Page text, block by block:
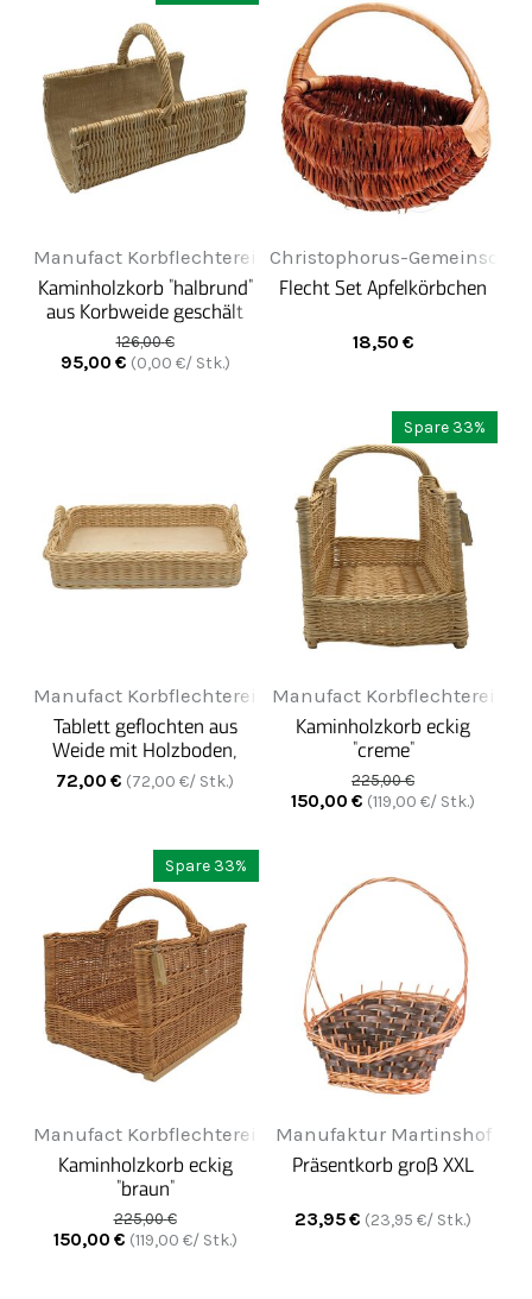
Manufact Korbflechterei
Kaminholzkorb "halbrund"
aus Korbweide geschält
natur hell - creme
126,00 €
95,00 € (0,00 €/ Stk.)
Christophorus-
Flecht Set Apfelkörbchen
18,50 €
Manufact Korbflechterei
Tablett geflochten aus
Weide mit Holzboden,
klein - Creme
72,00 € (72,00 €/ Stk.)
Spare 33%
Manufact Korbflechterei
Kaminholzkorb eckig
"creme"
225,00 €
150,00 € (119,00 €/ Stk.)
Spare 33%
Manufact Korbflechterei
Kaminholzkorb eckig
"braun"
225,00 €
150,00 € (119,00 €/ Stk.)
Manufaktur Martinshof
Präsentkorb groß XXL
23,95€ (23,95 €/ Stk.)